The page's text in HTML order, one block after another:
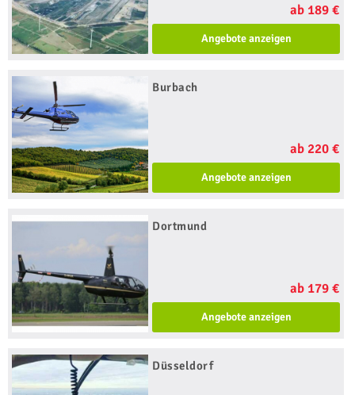
ab 189 €
Angebote anzeigen
Burbach
ab 220 €
Angebote anzeigen
Dortmund
ab 179 €
Angebote anzeigen
Düsseldorf